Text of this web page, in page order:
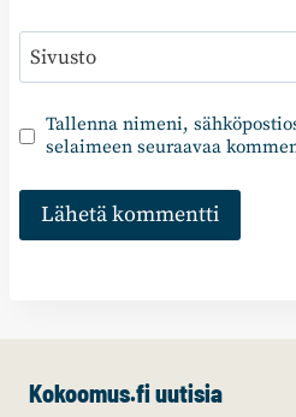
Sivusto
Tallenna nimeni,
selaimeen seuraavaa
Kokoomus.fi uutisia